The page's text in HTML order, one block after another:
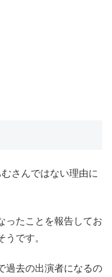
さんではない理由に
ったことを報告してお
です。
過去の出演者になるの